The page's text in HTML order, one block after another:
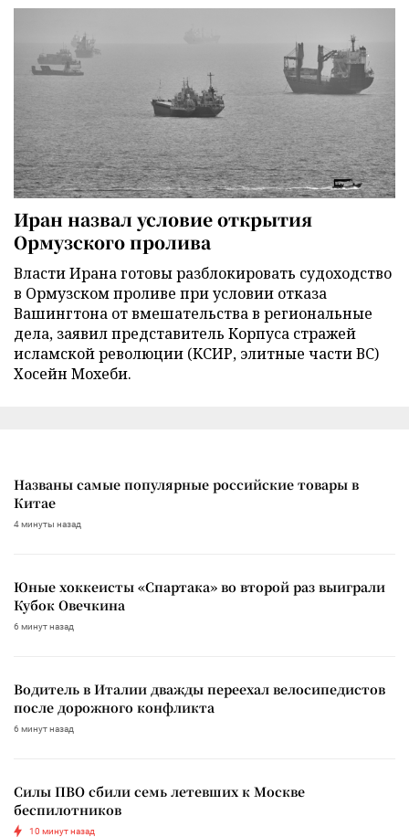
Иран назвал условие открытия
Ормузского пролива
Власти Ирана готовы разблокировать судоходство
в Ормузском проливе при условии отказа
Вашингтона от вмешательства в региональные
дела, заявил представитель Корпуса стражей
исламской революции (КСИР, элитные части ВС)
Хосейн Мохеби.
Названы самые популярные российские товары в
Китае
4 минуты назад
Юные хоккеисты «Спартака» во второй раз выиграли
Кубок Овечкина
6 минут назад
Водитель в Италии дважды переехал велосипедистов
после дорожного конфликта
6 минут назад
Силы ПВО сбили семь летевших к Москве
беспилотников
10 минут назад